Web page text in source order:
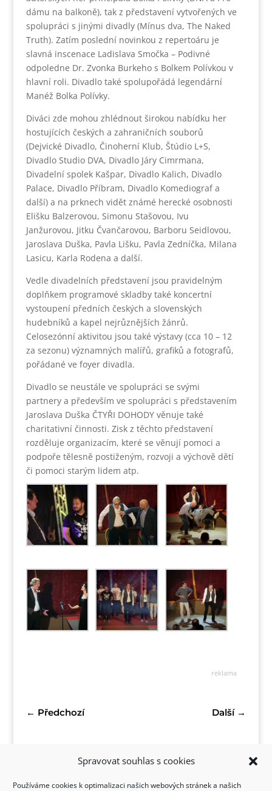
Spravovat souhlas s cookies
Používáme cookies k optimalizaci našich webových stránek a našich
dámu na balkoně), tak z představení vytvořených ve
spolupráci s jinými divadly (Mínus dva, The Naked
Truth). Zatím poslední novinkou z repertoáru je
slavná inscenace Ladislava Smočka – Podivné
odpoledne Dr. Zvonka Burkeho s Bolkem Polívkou v
hlavní roli. Divadlo také spolupořádá legendární
Manéž Bolka Polívky.
Diváci zde mohou zhlédnout širokou nabídku her
hostujících českých a zahraničních souborů
(Dejvické Divadlo, Činoherní Klub, Štúdio L+S,
Divadlo Studio DVA, Divadlo Járy Cimrmana,
Divadelní spolek Kašpar, Divadlo Kalich, Divadlo
Palace, Divadlo Příbram, Divadlo Komediograf a
další) a na prknech vidět známé herecké osobnosti
Elišku Balzerovou, Simonu Stašovou, Ivu
Janžurovou, Jitku Čvančarovou, Barboru Seidlovou,
Jaroslava Duška, Pavla Lišku, Pavla Zedníčka, Milana
Lasicu, Karla Rodena a další.
Vedle divadelních představení jsou pravidelným
doplňkem programové skladby také koncertní
vystoupení předních českých a slovenských
hudebníků a kapel nejrůznějších žánrů.
Celosezónní aktivitou jsou také výstavy (cca 10 – 12
za sezonu) významných malířů, grafiků a fotografů,
pořádané ve foyer divadla.
Divadlo se neustále ve spolupráci se svými
partnery a především ve spolupráci s představením
Jaroslava Duška ČTYŘI DOHODY věnuje také
charitativní činnosti. Zisk z těchto představení
rozděluje organizacím, které se věnují pomoci a
podpoře tělesně postiženým, rozvoji a výchově dětí
či pomoci starým lidem atp.
reklama
← Předchozí Další→